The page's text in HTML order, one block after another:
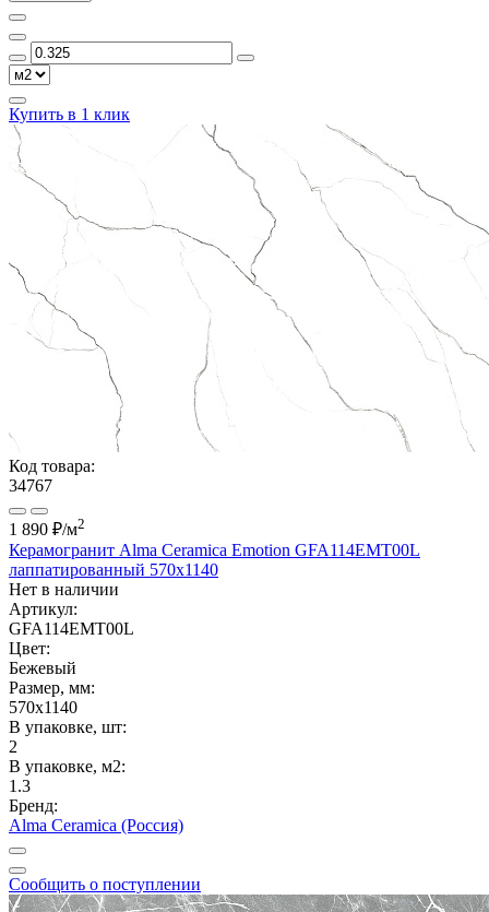
Купить в 1 клик
Код товара:
34767
1 890 ₽/м2
Керамогранит Alma Ceramica Emotion GFA114EMT00L
лаппатированный 570x1140
Нет в наличии
Артикул:
GFA114EMT00L
Цвет:
Бежевый
Размер, мм:
570x1140
В упаковке, шт:
2
В упаковке, м2:
1.3
Бренд:
Alma Ceramica (Россия)
Сообщить о поступлении